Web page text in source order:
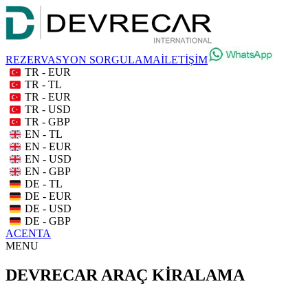
REZERVASYON SORGULAMAİLETİŞİM
TR - EUR
TR - TL
TR - EUR
TR - USD
TR - GBP
EN - TL
EN - EUR
EN - USD
EN - GBP
DE - TL
DE - EUR
DE - USD
DE - GBP
ACENTA
MENU
DEVRECAR ARAÇ KİRALAMA